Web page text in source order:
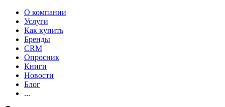
О компании
Услуги
Как купить
Бренды
CRM
Опросник
Книги
Новости
Блог
...